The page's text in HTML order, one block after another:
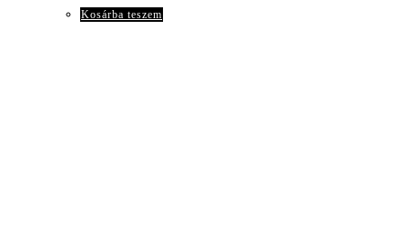
Kosárba teszem